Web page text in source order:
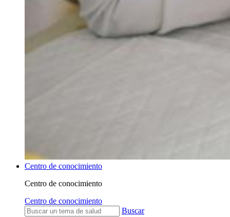
Centro de conocimiento
Centro de conocimiento
Centro de conocimiento
Buscar